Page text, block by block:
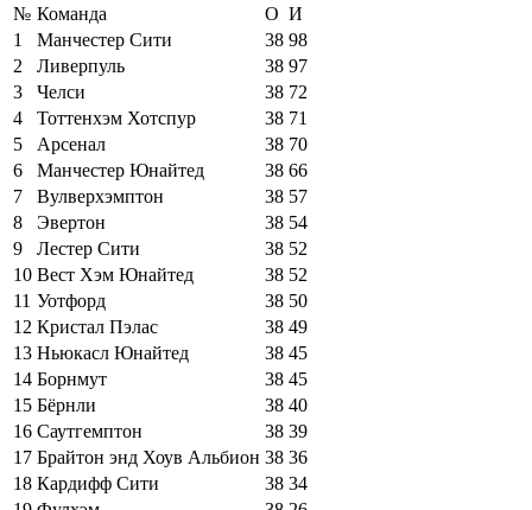
№ Команда О И
1
Манчестер Сити 38 98
2
Ливерпуль 38 97
3
Челси 38 72
4
Тоттенхэм Хотспур 38 71
5
Арсенал 38 70
6
Манчестер Юнайтед 38 66
7
Вулверхэмптон 38 57
8
Эвертон 38 54
9
Лестер Сити 38 52
10 Вест Хэм Юнайтед 38 52
11 Уотфорд 38 50
12 Кристал Пэлас 38 49
13 Ньюкасл Юнайтед 38 45
14 Борнмут 38 45
15 Бёрнли 38 40
16 Саутгемптон 38 39
17 Брайтон энд Хоув Альбион 38 36
18 Кардифф Сити 38 34